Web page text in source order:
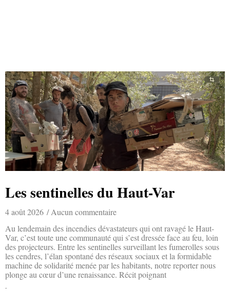
Les sentinelles du Haut-Var
4 août 2026
Aucun commentaire
Au lendemain des incendies dévastateurs qui ont ravagé le Haut-
Var, c’est toute une communauté qui s’est dressée face au feu, loin
des projecteurs. Entre les sentinelles surveillant les fumerolles sous
les cendres, l’élan spontané des réseaux sociaux et la formidable
machine de solidarité menée par les habitants, notre reporter nous
plonge au cœur d’une renaissance. Récit poignant